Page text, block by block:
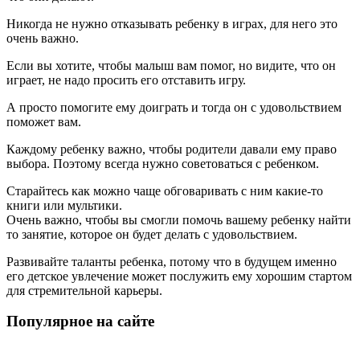
Никогда не нужно отказывать ребенку в играх, для него это
очень важно.
Если вы хотите, чтобы малыш вам помог, но видите, что он
играет, не надо просить его отставить игру.
А просто помогите ему доиграть и тогда он с удовольствием
поможет вам.
Каждому ребенку важно, чтобы родители давали ему право
выбора. Поэтому всегда нужно советоваться с ребенком.
Старайтесь как можно чаще обговаривать с ним какие-то
книги или мультики.
Очень важно, чтобы вы смогли помочь вашему ребенку найти
то занятие, которое он будет делать с удовольствием.
Развивайте таланты ребенка, потому что в будущем именно
его детское увлечение может послужить ему хорошим стартом
для стремительной карьеры.
Популярное на сайте